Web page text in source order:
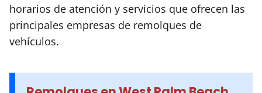
horarios de atención y servicios que ofrecen las
principales empresas de remolques de
vehículos.